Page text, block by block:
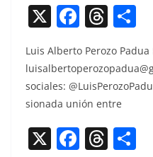
X F
c
e
b
o
T
re
a
d
s
o
p
Luis Alber­to Per­o­zo
sociales:
sion­a­da unión entre
X F T